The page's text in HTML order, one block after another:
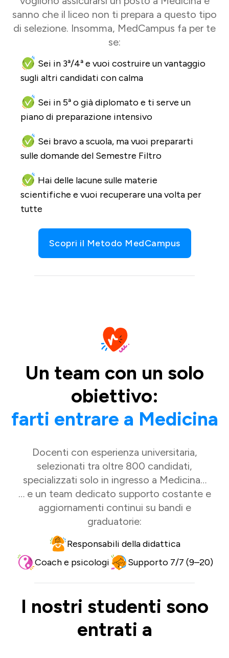
sanno che il liceo non ti prepara a questo tipo
di selezione. Insomma, MedCampus fa per te
se:
Sei in 3ª/4ª e vuoi costruire un vantaggio
sugli altri candidati con calma
Sei in 5ª o già diplomato e ti serve un
piano di preparazione intensivo
Sei bravo a scuola, ma vuoi prepararti
sulle domande del Semestre Filtro
Hai delle lacune sulle materie
scientifiche e vuoi recuperare una volta per
tutte
Scopri il Metodo MedCampus
Un team con un solo
obiettivo:
farti entrare a Medicina
Docenti con esperienza universitaria,
selezionati tra oltre 800 candidati,
specializzati solo in ingresso a Medicina…
… e un team dedicato supporto costante e
aggiornamenti continui su bandi e
graduatorie:
Responsabili della didattica
Coach e psicologi
Supporto 7/7 (9–20)
I nostri studenti sono
entrati a